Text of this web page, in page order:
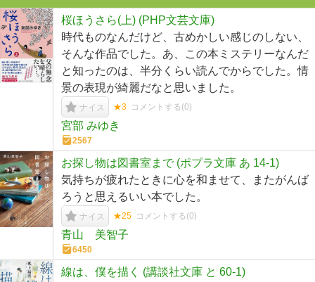
桜ほうさら(上) (PHP文芸文庫)
時代ものなんだけど、古めかしい感じのしない、
そんな作品でした。あ、この本ミステリーなんだ
と知ったのは、半分くらい読んでからでした。情
景の表現が綺麗だなと思いました。
ナイス ★3 コメントする(0)
宮部 みゆき
2567
お探し物は図書室まで (ポプラ文庫 あ 14-1)
気持ちが疲れたときに心を和ませて、またがんば
ろうと思えるいい本でした。
ナイス ★25 コメントする(0)
青山 美智子
6450
線は、僕を描く (講談社文庫 と 60-1)